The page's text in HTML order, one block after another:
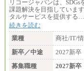
リコージャパンは、
課題解決を目指していま
タルサービスを提供する…
続きを読む
業種
商社/IT/
新卒／中途
2027新卒
募集職種
2027新卒